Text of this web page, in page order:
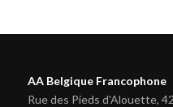
AA Belgique Francophone
Rue des Pieds d'Alouette,